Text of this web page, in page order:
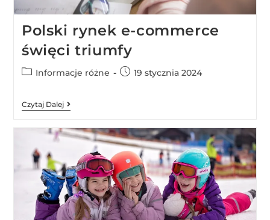
Polski rynek e-commerce
święci triumfy
Informacje różne 19 stycznia 2024
Czytaj Dalej